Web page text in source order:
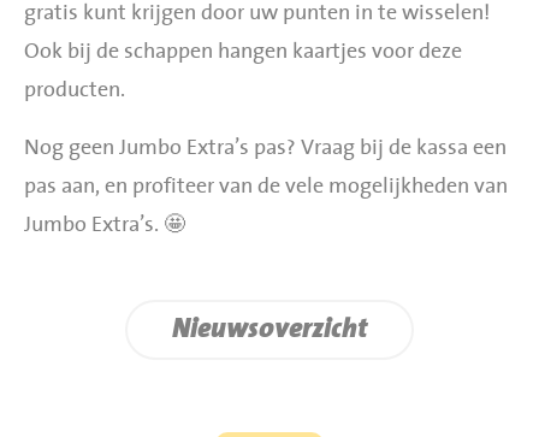
gratis kunt krijgen door uw punten in te wisselen!
Ook bij de schappen hangen kaartjes voor deze
producten.
Nog geen Jumbo Extra’s pas? Vraag bij de kassa een
pas aan, en profiteer van de vele mogelijkheden van
Jumbo Extra’s. 🤩
Nieuwsoverzicht